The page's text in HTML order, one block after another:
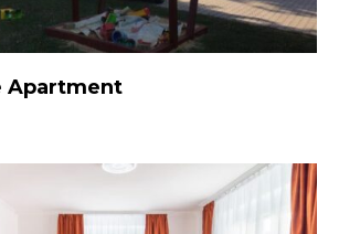
Apartment